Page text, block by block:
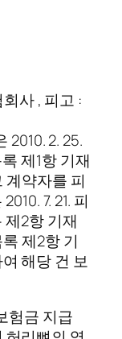
사 , 피고 :
2010. 2. 25.
제1항 기재
계약자를 피
7. 21. 피
제2항 기재
제2항 기
여 해당 건 보
험금 지급